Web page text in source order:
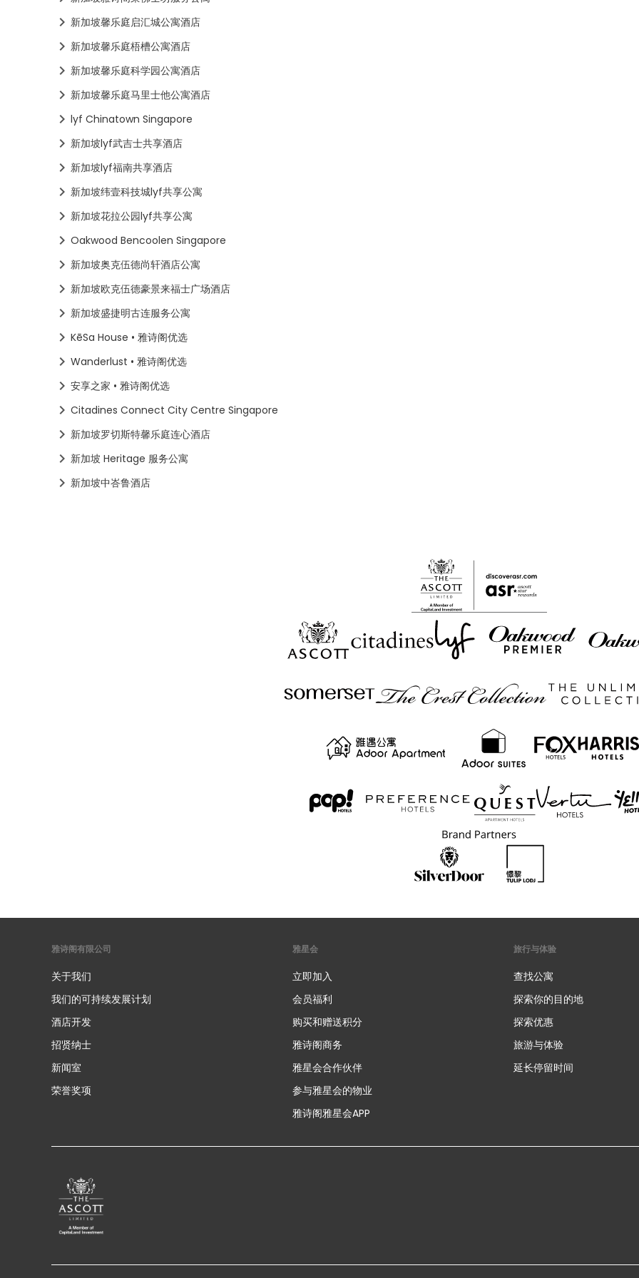
新加坡馨乐庭启汇城公寓酒店
新加坡馨乐庭梧槽公寓酒店
新加坡馨乐庭科学园公寓酒店
新加坡馨乐庭马里士他公寓酒店
lyf Chinatown Singapore
新加坡lyf武吉士共享酒店
新加坡lyf福南共享酒店
新加坡纬壹科技城lyf共享公寓
新加坡花拉公园lyf共享公寓
Oakwood Bencoolen Singapore
新加坡奥克伍德尚轩酒店公寓
新加坡欧克伍德豪景来福士广场酒店
新加坡盛捷明古连服务公寓
KēSa House • 雅诗阁优选
Wanderlust • 雅诗阁优选
安享之家 • 雅诗阁优选
Citadines Connect City Centre Singapore
新加坡罗切斯特馨乐庭连心酒店
新加坡 Heritage 服务公寓
新加坡中峇鲁酒店
雅诗阁有限公司
关于我们
我们的可持续发展计划
酒店开发
招贤纳士
新闻室
荣誉奖项
雅星会
立即加入
会员福利
购买和赠送积分
雅诗阁商务
雅星会合作伙伴
参与雅星会的物业
雅诗阁雅星会APP
旅行与体验
查找公寓
探索你的目的地
探索优惠
旅游与体验
延长停留时间